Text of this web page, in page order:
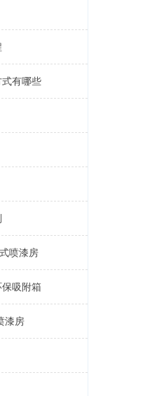
有哪些
喷漆房
吸附箱
漆房